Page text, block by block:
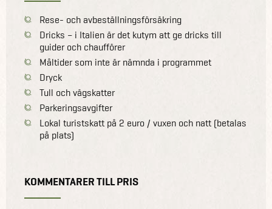
Rese- och avbeställningsförsäkring
Dricks – i Italien är det kutym att ge dricks till
guider och chaufförer
Måltider som inte är nämnda i programmet
Dryck
Tull och vägskatter
Parkeringsavgifter
Lokal turistskatt på 2 euro / vuxen och natt (betalas
på plats)
KOMMENTARER TILL PRIS